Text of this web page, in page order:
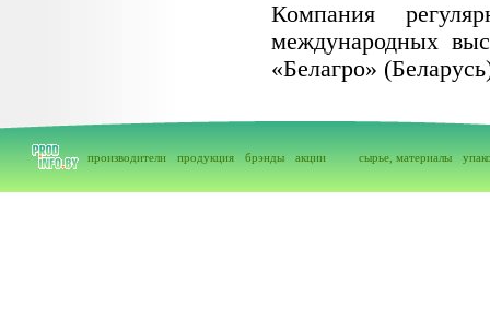
Компания
международных
«Белагро»
производители продукция брэнды акции сырье, материалы